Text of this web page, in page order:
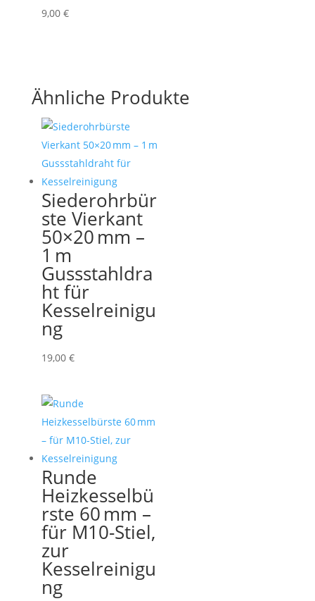
9,00 €
Ähnliche Produkte
Siederohrbür
ste Vierkant
50×20 mm –
1 m
Gussstahldra
ht für
Kesselreinigu
ng
19,00 €
Runde
Heizkesselbü
rste 60 mm –
für M10-Stiel,
zur
Kesselreinigu
ng